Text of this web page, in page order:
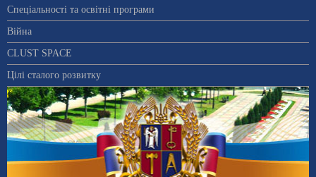
Спеціальності та освітні програми
Війна
CLUST SPACE
Цілі сталого розвитку